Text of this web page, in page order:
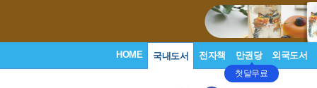
HOME 국내도서 전자책 만권당
첫달무료
외국도서